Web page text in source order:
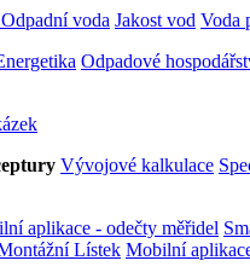
voda Jakost vod Voda
Odpadové
Vývojové kalkulace
aplikace - odečty měřidel
Lístek Mobilní